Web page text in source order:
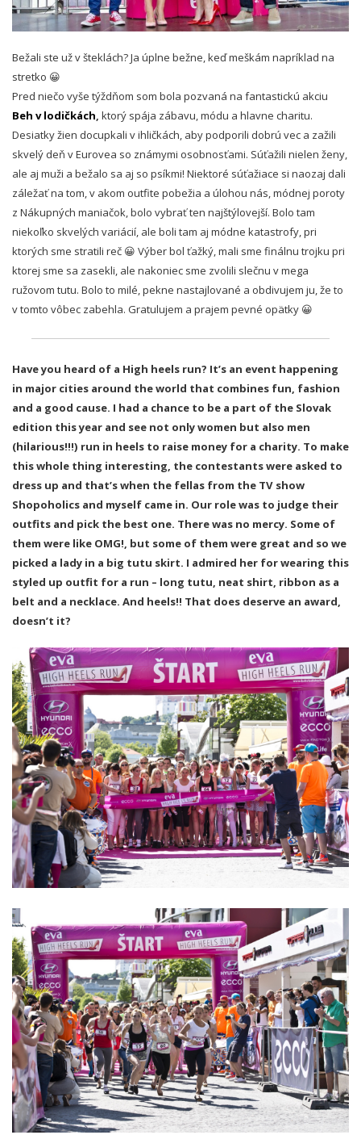
Bežali ste už v šteklách? Ja úplne bežne, keď meškám napríklad na
stretko 😀
Pred niečo vyše týždňom som bola pozvaná na fantastickú akciu
Beh v lodičkách, ktorý spája zábavu, módu a hlavne charitu.
Desiatky žien docupkali v ihličkách, aby podporili dobrú vec a zažili
skvelý deň v Eurovea so známymi osobnosťami. Súťažili nielen ženy,
ale aj muži a bežalo sa aj so psíkmi! Niektoré súťažiace si naozaj dali
záležať na tom, v akom outfite pobežia a úlohou nás, módnej poroty
z Nákupných maniačok, bolo vybrať ten najštýlovejší. Bolo tam
niekoľko skvelých variácií, ale boli tam aj módne katastrofy, pri
ktorých sme stratili reč 😀 Výber bol ťažký, mali sme finálnu trojku pri
ktorej sme sa zasekli, ale nakoniec sme zvolili slečnu v mega
ružovom tutu. Bolo to milé, pekne nastajlované a obdivujem ju, že to
v tomto vôbec zabehla. Gratulujem a prajem pevné opätky 😀
Have you heard of a High heels run? It’s an event happening
in major cities around the world that combines fun, fashion
and a good cause. I had a chance to be a part of the Slovak
edition this year and see not only women but also men
(hilarious!!!) run in heels to raise money for a charity. To make
this whole thing interesting, the contestants were asked to
dress up and that’s when the fellas from the TV show
Shopoholics and myself came in. Our role was to judge their
outfits and pick the best one. There was no mercy. Some of
them were like OMG!, but some of them were great and so we
picked a lady in a big tutu skirt. I admired her for wearing this
styled up outfit for a run – long tutu, neat shirt, ribbon as a
belt and a necklace. And heels!! That does deserve an award,
doesn’t it?